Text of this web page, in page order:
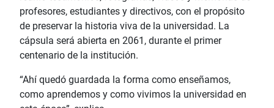
profesores, estudiantes y directivos, con el propósito
de preservar la historia viva de la universidad. La
cápsula será abierta en 2061, durante el primer
centenario de la institución.
“Ahí quedó guardada la forma como enseñamos,
como aprendemos y como vivimos la universidad en